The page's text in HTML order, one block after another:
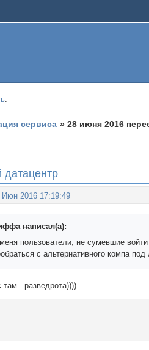
.
сервиса »28 июня 2016
Июн 2016 17:19:49
написал(а):
пользователи, не сумевшие
с альтернативного компа
там разведрота))))